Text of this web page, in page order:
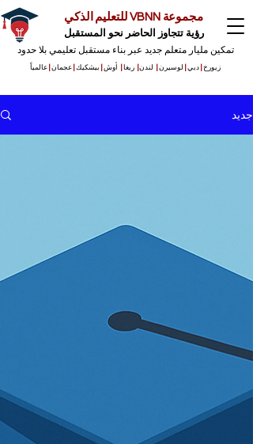
مجموعة VBNN للتعليم الذكي
رؤية تتجاوز الحاضر نحو المستقبل
تمكين مليار متعلم جديد عبر بناء مستقبل تعليمي بلا حدود
زيورخ دبي لوسيرن لندن ريغا أوش بيشكيك عجمان |عالمياً
جديد